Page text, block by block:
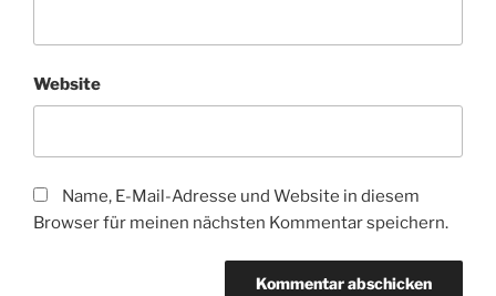
Website
Name, E-Mail-Adresse und Website in diesem
Browser für meinen nächsten Kommentar speichern.